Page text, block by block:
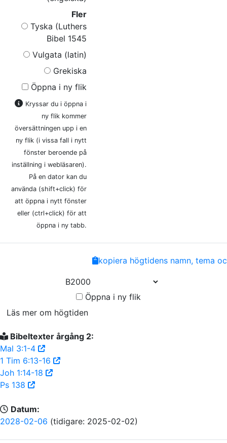
Fler
Tyska (Luthers
Bibel 1545
Vulgata (latin)
Grekiska
Öppna i ny flik
Kryssar du i öppna i
ny flik kommer
översättningen upp i en
ny flik (i vissa fall i nytt
fönster beroende på
inställning i webläsaren).
På en dator kan du
använda (shift+click) för
att öppna i nytt fönster
eller (ctrl+click) för att
öppna i ny tabb.
EmailCopy
kopiera högtidens namn, tema
Öppna i ny flik
Läs mer om högtiden
Bibeltexter årgång 2:
Mal 3:1-4
1 Tim 6:13-16
Joh 1:14-18
Ps 138
Datum:
2028-02-06 (tidigare: 2025-02-02)